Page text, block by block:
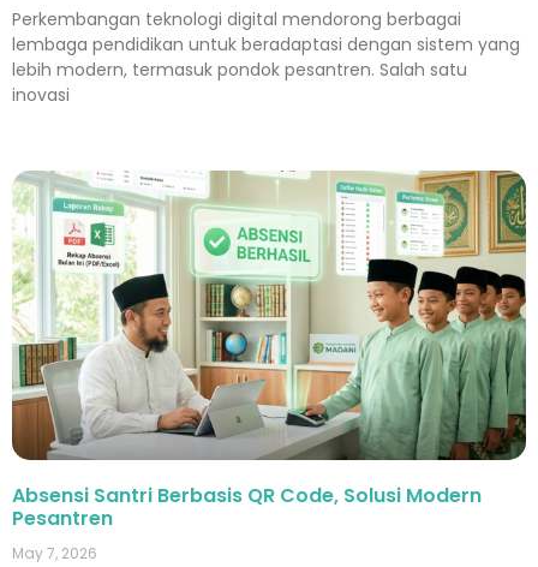
Perkembangan teknologi digital mendorong berbagai
lembaga pendidikan untuk beradaptasi dengan sistem yang
lebih modern, termasuk pondok pesantren. Salah satu
inovasi
Absensi Santri Berbasis QR Code, Solusi Modern
Pesantren
May 7, 2026